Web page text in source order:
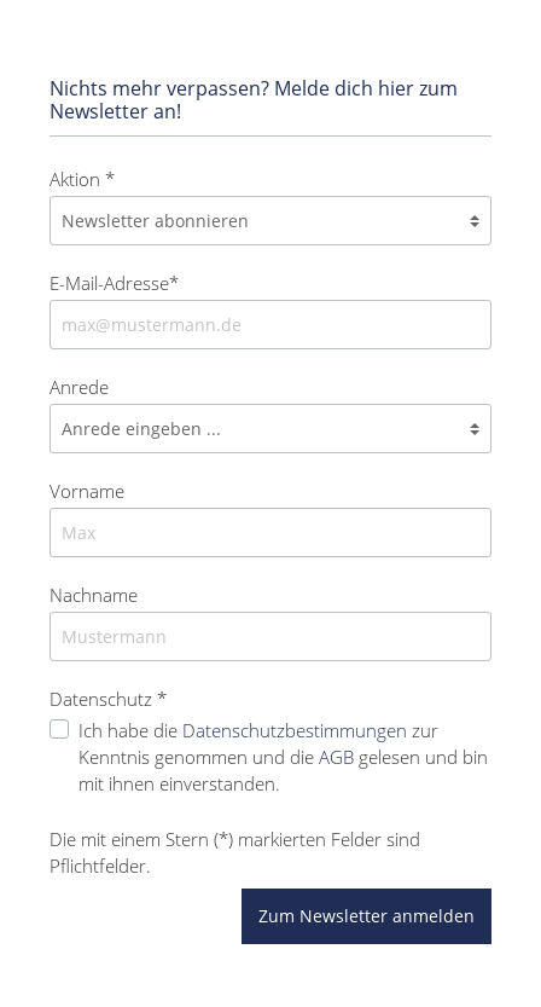
Nichts mehr verpassen? Melde dich hier zum
Newsletter an!
Aktion *
E-Mail-Adresse*
Anrede
Vorname
Nachname
Datenschutz *
Ich habe die Datenschutzbestimmungen zur
Kenntnis genommen und die AGB gelesen und bin
mit ihnen einverstanden.
Die mit einem Stern (*) markierten Felder sind
Pflichtfelder.
Zum Newsletter anmelden